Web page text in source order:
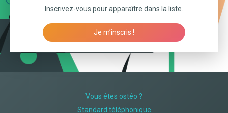
Inscrivez-vous pour apparaître dans la liste.
Je m’inscris !
Vous êtes ostéo ?
Standard téléphonique